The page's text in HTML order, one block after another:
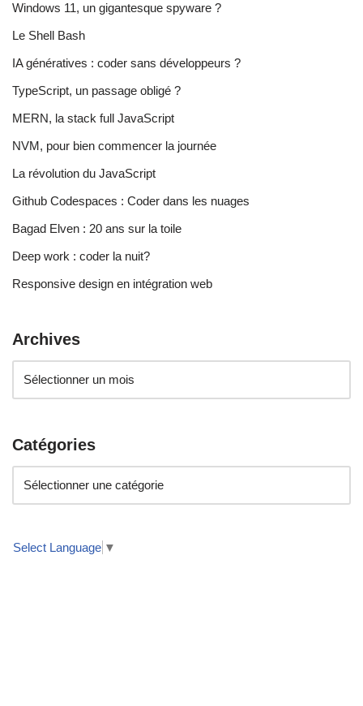
Windows 11, un gigantesque spyware ?
Le Shell Bash
IA génératives : coder sans développeurs ?
TypeScript, un passage obligé ?
MERN, la stack full JavaScript
NVM, pour bien commencer la journée
La révolution du JavaScript
Github Codespaces : Coder dans les nuages
Bagad Elven : 20 ans sur la toile
Deep work : coder la nuit?
Responsive design en intégration web
Archives
Catégories
Select Language ▼